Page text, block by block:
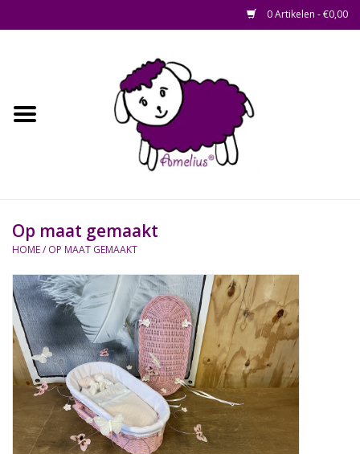
0 Artikelen - €0,00
Afscheid op maat
Waterhyacint
Hout
Watermethode /
Afscheidsbox
Natuurbegraven
Allerlei
Op maat gemaakt
HOME/ OP MAAT GEMAAKT